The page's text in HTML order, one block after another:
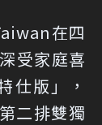
在四
受家庭喜
仕版」，
二排雙獨